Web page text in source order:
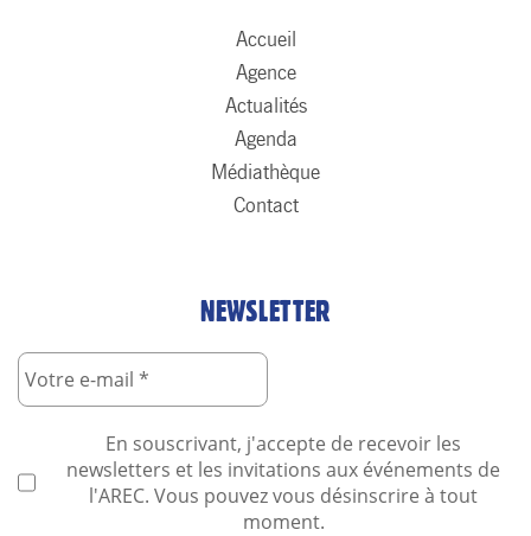
Accueil
Agence
Actualités
Agenda
Médiathèque
Contact
NEWSLETTER
En souscrivant, j'accepte de recevoir les
newsletters et les invitations aux événements de
l'AREC. Vous pouvez vous désinscrire à tout
moment.